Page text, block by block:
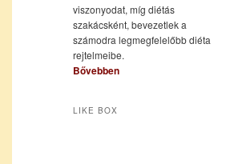
viszonyodat, míg diétás
szakácsként, bevezetlek a
számodra legmegfelelőbb diéta
rejtelmeibe.
Bővebben
LIKE BOX